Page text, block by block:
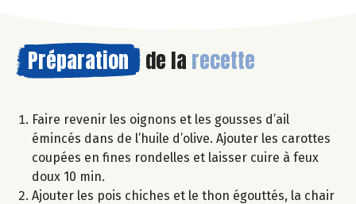
Préparation de la recette
Faire revenir les oignons et les gousses d’ail
émincés dans de l’huile d’olive. Ajouter les carottes
coupées en fines rondelles et laisser cuire à feux
doux 10 min.
Ajouter les pois chiches et le thon égouttés, la chair